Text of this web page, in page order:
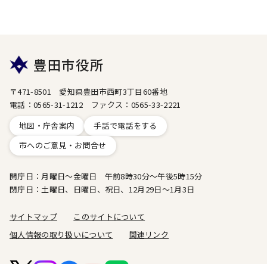
豊田市役所
〒471-8501 愛知県豊田市西町3丁目60番地
電話：0565-31-1212 ファクス：0565-33-2221
地図・庁舎案内
手話で電話をする
市へのご意見・お問合せ
開庁日：月曜日～金曜日 午前8時30分～午後5時15分
閉庁日：土曜日、日曜日、祝日、12月29日～1月3日
サイトマップ
このサイトについて
個人情報の取り扱いについて
関連リンク